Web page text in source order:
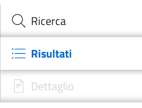
Ricerca
Risultati
Dettaglio